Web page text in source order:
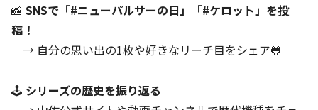
📸SNSで「#ニューパルサーの日」「#ケロット」を投
稿！
→ 自分の思い出の1枚や好きなリーチ目をシェア🐸
🕹️ シリーズの歴史を振り返る